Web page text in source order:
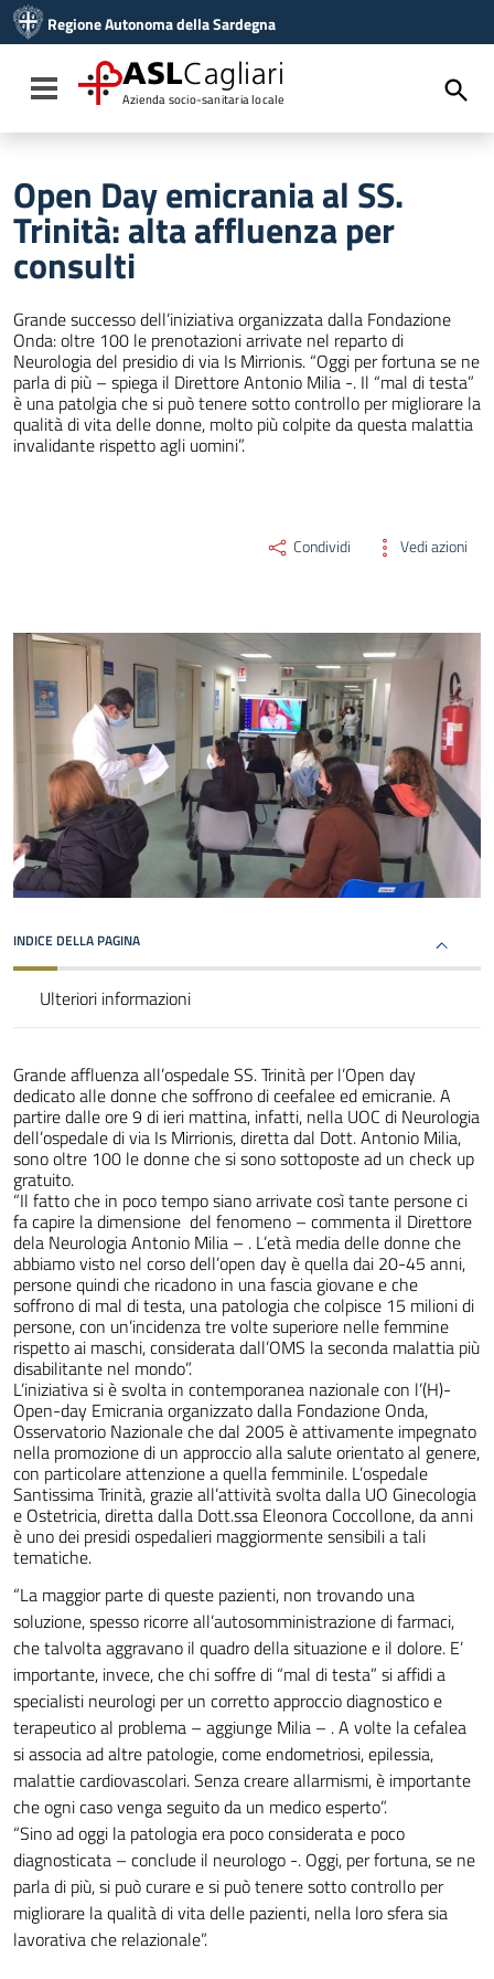
Vai al menu di navigazione
Vai al footer
Regione Autonoma della Sardegna
Toggle navigation
ASLCagliari
Azienda socio-sanitaria locale
Open Day emicrania al SS.
Trinità: alta affluenza per
consulti
Grande successo dell’iniziativa organizzata dalla Fondazione
Onda: oltre 100 le prenotazioni arrivate nel reparto di
Neurologia del presidio di via Is Mirrionis. “Oggi per fortuna se ne
parla di più – spiega il Direttore Antonio Milia -. Il “mal di testa”
è una patolgia che si può tenere sotto controllo per migliorare la
qualità di vita delle donne, molto più colpite da questa malattia
invalidante rispetto agli uomini”.
Condividi Vedi azioni
INDICE DELLA PAGINA
Ulteriori informazioni
Grande affluenza all’ospedale SS. Trinità per l’Open day
dedicato alle donne che soffrono di ceefalee ed emicranie. A
partire dalle ore 9 di ieri mattina, infatti, nella UOC di Neurologia
dell’ospedale di via Is Mirrionis, diretta dal Dott. Antonio Milia,
sono oltre 100 le donne che si sono sottoposte ad un check up
gratuito.
“Il fatto che in poco tempo siano arrivate così tante persone ci
fa capire la dimensione del fenomeno – commenta il Direttore
dela Neurologia Antonio Milia – . L’età media delle donne che
abbiamo visto nel corso dell’open day è quella dai 20-45 anni,
persone quindi che ricadono in una fascia giovane e che
soffrono di mal di testa, una patologia che colpisce 15 milioni di
persone, con un’incidenza tre volte superiore nelle femmine
rispetto ai maschi, considerata dall’OMS la seconda malattia più
disabilitante nel mondo”.
L’iniziativa si è svolta in contemporanea nazionale con l’(H)-
Open-day Emicrania organizzato dalla Fondazione Onda,
Osservatorio Nazionale che dal 2005 è attivamente impegnato
nella promozione di un approccio alla salute orientato al genere,
con particolare attenzione a quella femminile. L’ospedale
Santissima Trinità, grazie all’attività svolta dalla UO Ginecologia
e Ostetricia, diretta dalla Dott.ssa Eleonora Coccollone, da anni
è uno dei presidi ospedalieri maggiormente sensibili a tali
tematiche.
“La maggior parte di queste pazienti, non trovando una
soluzione, spesso ricorre all’autosomministrazione di farmaci,
che talvolta aggravano il quadro della situazione e il dolore. E’
importante, invece, che chi soffre di “mal di testa” si affidi a
specialisti neurologi per un corretto approccio diagnostico e
terapeutico al problema – aggiunge Milia – . A volte la cefalea
si associa ad altre patologie, come endometriosi, epilessia,
malattie cardiovascolari. Senza creare allarmismi, è importante
che ogni caso venga seguito da un medico esperto”.
“Sino ad oggi la patologia era poco considerata e poco
diagnosticata – conclude il neurologo -. Oggi, per fortuna, se ne
parla di più, si può curare e si può tenere sotto controllo per
migliorare la qualità di vita delle pazienti, nella loro sfera sia
lavorativa che relazionale”.